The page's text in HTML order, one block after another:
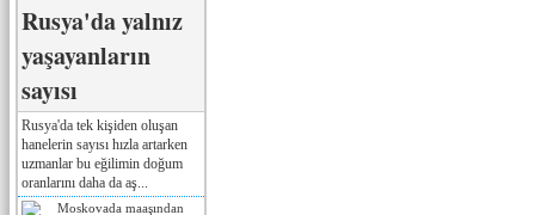
Rusya'da yalnız
yaşayanların
sayısı
Rusya'da tek kişiden oluşan
hanelerin sayısı hızla artarken
uzmanlar bu eğilimin doğum
oranlarını daha da aş...